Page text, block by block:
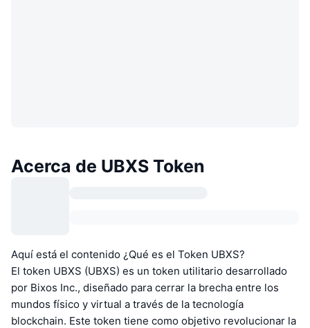
Acerca de UBXS Token
Aquí está el contenido ¿Qué es el Token UBXS?
El token UBXS (UBXS) es un token utilitario desarrollado
por Bixos Inc., diseñado para cerrar la brecha entre los
mundos físico y virtual a través de la tecnología
blockchain. Este token tiene como objetivo revolucionar la